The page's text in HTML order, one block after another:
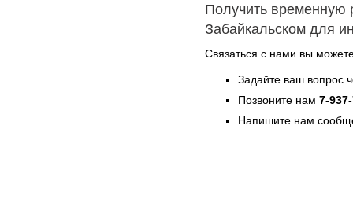
Получить временную
Забайкальском для
Связаться с нами вы
Задайте ваш вопрос
Позвоните нам 7-
Напишите нам